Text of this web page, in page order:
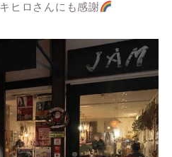
ヒロさんにも感謝